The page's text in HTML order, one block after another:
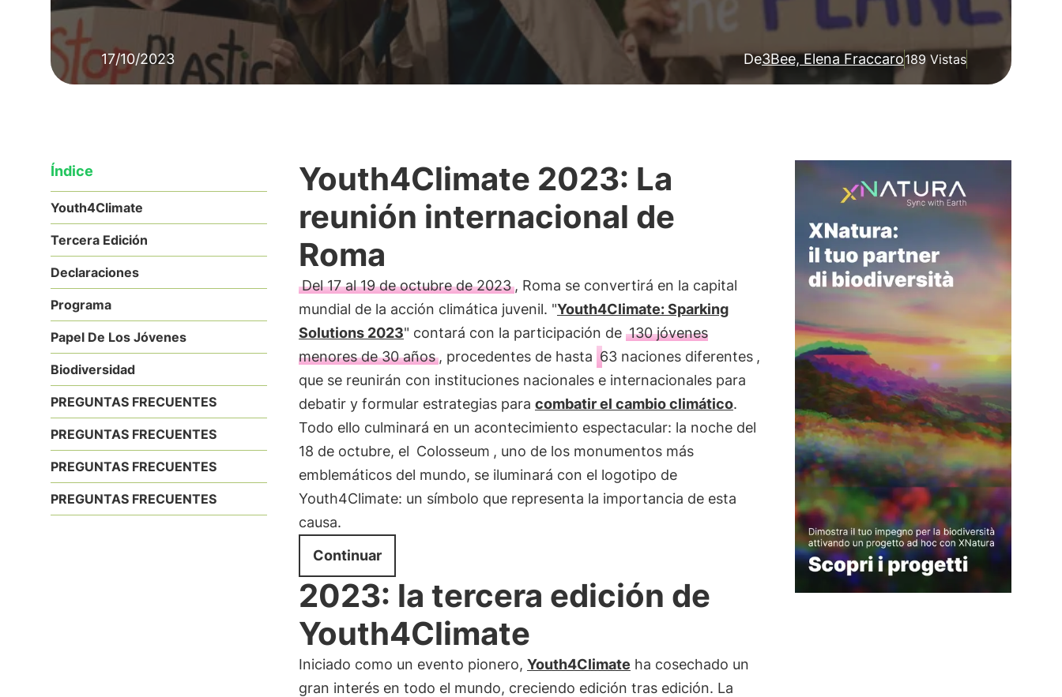
17/10/2023 De3Bee, Elena Fraccaro189 Vistas
Índice
Youth4Climate
Tercera Edición
Declaraciones
Programa
Papel De Los Jóvenes
Biodiversidad
PREGUNTAS FRECUENTES
PREGUNTAS FRECUENTES
PREGUNTAS FRECUENTES
PREGUNTAS FRECUENTES
Youth4Climate 2023: La
reunión internacional de
Roma
Del 17 al 19 de octubre de 2023, Roma se convertirá en la capital
mundial de la acción climática juvenil. "Youth4Climate: Sparking
Solutions 2023" contará con la participación de 130 jóvenes
menores de 30 años, procedentes de hasta 63 naciones diferentes ,
que se reunirán con instituciones nacionales e internacionales para
debatir y formular estrategias para combatir el cambio climático.
Todo ello culminará en un acontecimiento espectacular: la noche del
18 de octubre, el Colosseum , uno de los monumentos más
emblemáticos del mundo, se iluminará con el logotipo de
Youth4Climate: un símbolo que representa la importancia de esta
causa.
Continuar
2023: la tercera edición de
Youth4Climate
Iniciado como un evento pionero, Youth4Climate ha cosechado un
gran interés en todo el mundo, creciendo edición tras edición. La